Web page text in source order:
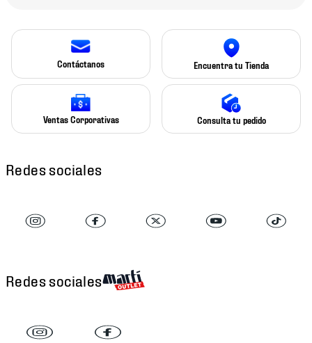
Contáctanos Encuentra tu Tienda
Ventas Corporativas Consulta tu pedido
Redes sociales
Redes sociales